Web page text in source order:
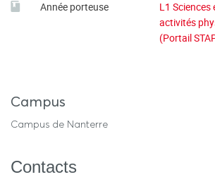
Année porteuse
L1
activités
(Portail
Campus
Campus de Nanterre
Contacts